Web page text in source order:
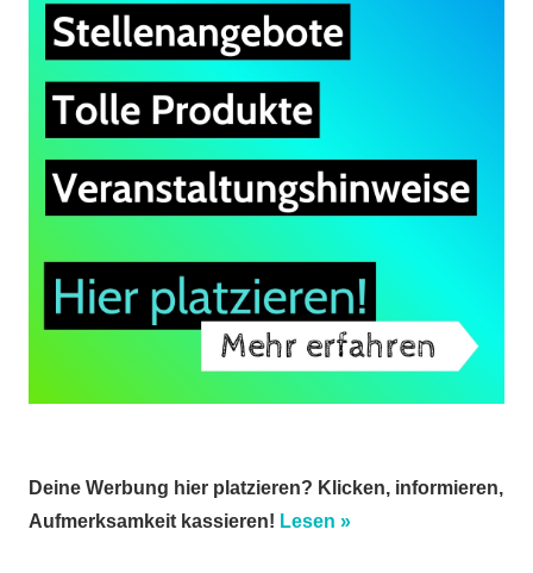
Deine Werbung hier platzieren? Klicken, informieren,
Aufmerksamkeit kassieren! Lesen »